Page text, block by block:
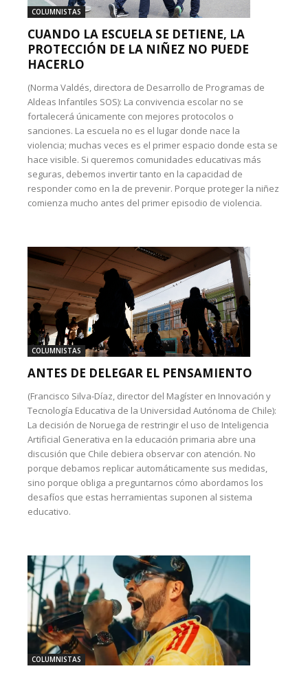
COLUMNISTAS
CUANDO LA ESCUELA SE DETIENE, LA
PROTECCIÓN DE LA NIÑEZ NO PUEDE
HACERLO
(Norma Valdés, directora de Desarrollo de Programas de
Aldeas Infantiles SOS): La convivencia escolar no se
fortalecerá únicamente con mejores protocolos o
sanciones. La escuela no es el lugar donde nace la
violencia; muchas veces es el primer espacio donde esta se
hace visible. Si queremos comunidades educativas más
seguras, debemos invertir tanto en la capacidad de
responder como en la de prevenir. Porque proteger la niñez
comienza mucho antes del primer episodio de violencia.
COLUMNISTAS
ANTES DE DELEGAR EL PENSAMIENTO
(Francisco Silva-Díaz, director del Magíster en Innovación y
Tecnología Educativa de la Universidad Autónoma de Chile):
La decisión de Noruega de restringir el uso de Inteligencia
Artificial Generativa en la educación primaria abre una
discusión que Chile debiera observar con atención. No
porque debamos replicar automáticamente sus medidas,
sino porque obliga a preguntarnos cómo abordamos los
desafíos que estas herramientas suponen al sistema
educativo.
COLUMNISTAS